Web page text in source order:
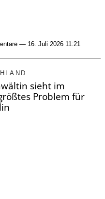
— 16. Juli 2026 11:21
sieht im
Problem für